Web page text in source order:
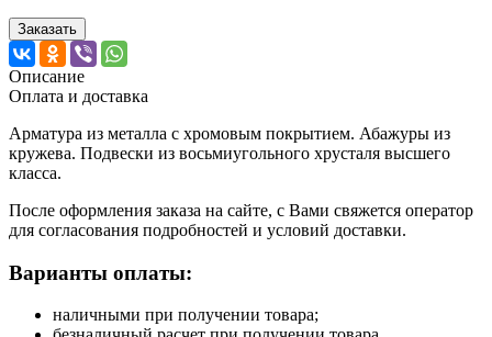
Заказать
Описание
Оплата и доставка
Арматура из металла с хромовым покрытием. Абажуры из
кружева. Подвески из восьмиугольного хрусталя высшего
класса.
После оформления заказа на сайте, с Вами свяжется оператор
для согласования подробностей и условий доставки.
Варианты оплаты:
наличными при получении товара;